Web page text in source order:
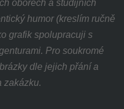
oborech a studijních
humor (kreslím ručně
grafik spolupracuji s
Pro soukromé
dle jejich přání a
zakázku.